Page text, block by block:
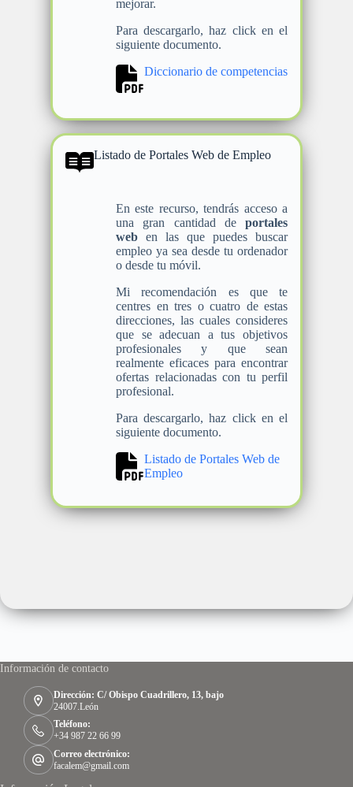
mejorar.
Para descargarlo, haz click en el
siguiente documento.
Diccionario de competencias
Listado de Portales Web de Empleo
En este recurso, tendrás acceso a
una gran cantidad de portales
web en las que puedes buscar
empleo ya sea desde tu ordenador
o desde tu móvil.
Mi recomendación es que te
centres en tres o cuatro de estas
direcciones, las cuales consideres
que se adecuan a tus objetivos
profesionales y que sean
realmente eficaces para encontrar
ofertas relacionadas con tu perfil
profesional.
Para descargarlo, haz click en el
siguiente documento.
Listado de Portales Web de
Empleo
Información de contacto
Dirección: C/ Obispo Cuadrillero, 13, bajo
24007.León
Teléfono:
+34 987 22 66 99
Correo electrónico:
facalem@gmail.com